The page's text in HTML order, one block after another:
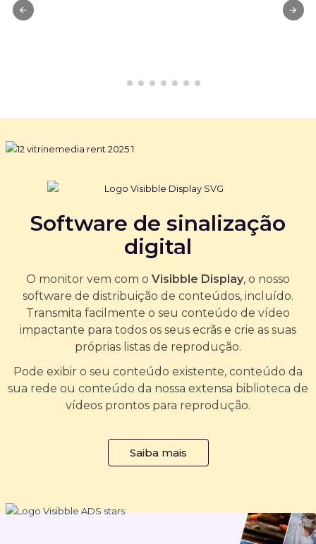
Software de sinalização
digital
O monitor vem com o Visibble Display, o nosso
software de distribuição de conteúdos, incluído.
Transmita facilmente o seu conteúdo de vídeo
impactante para todos os seus ecrãs e crie as suas
próprias listas de reprodução.
Pode exibir o seu conteúdo existente, conteúdo da
sua rede ou conteúdo da nossa extensa biblioteca de
vídeos prontos para reprodução.
Saiba mais